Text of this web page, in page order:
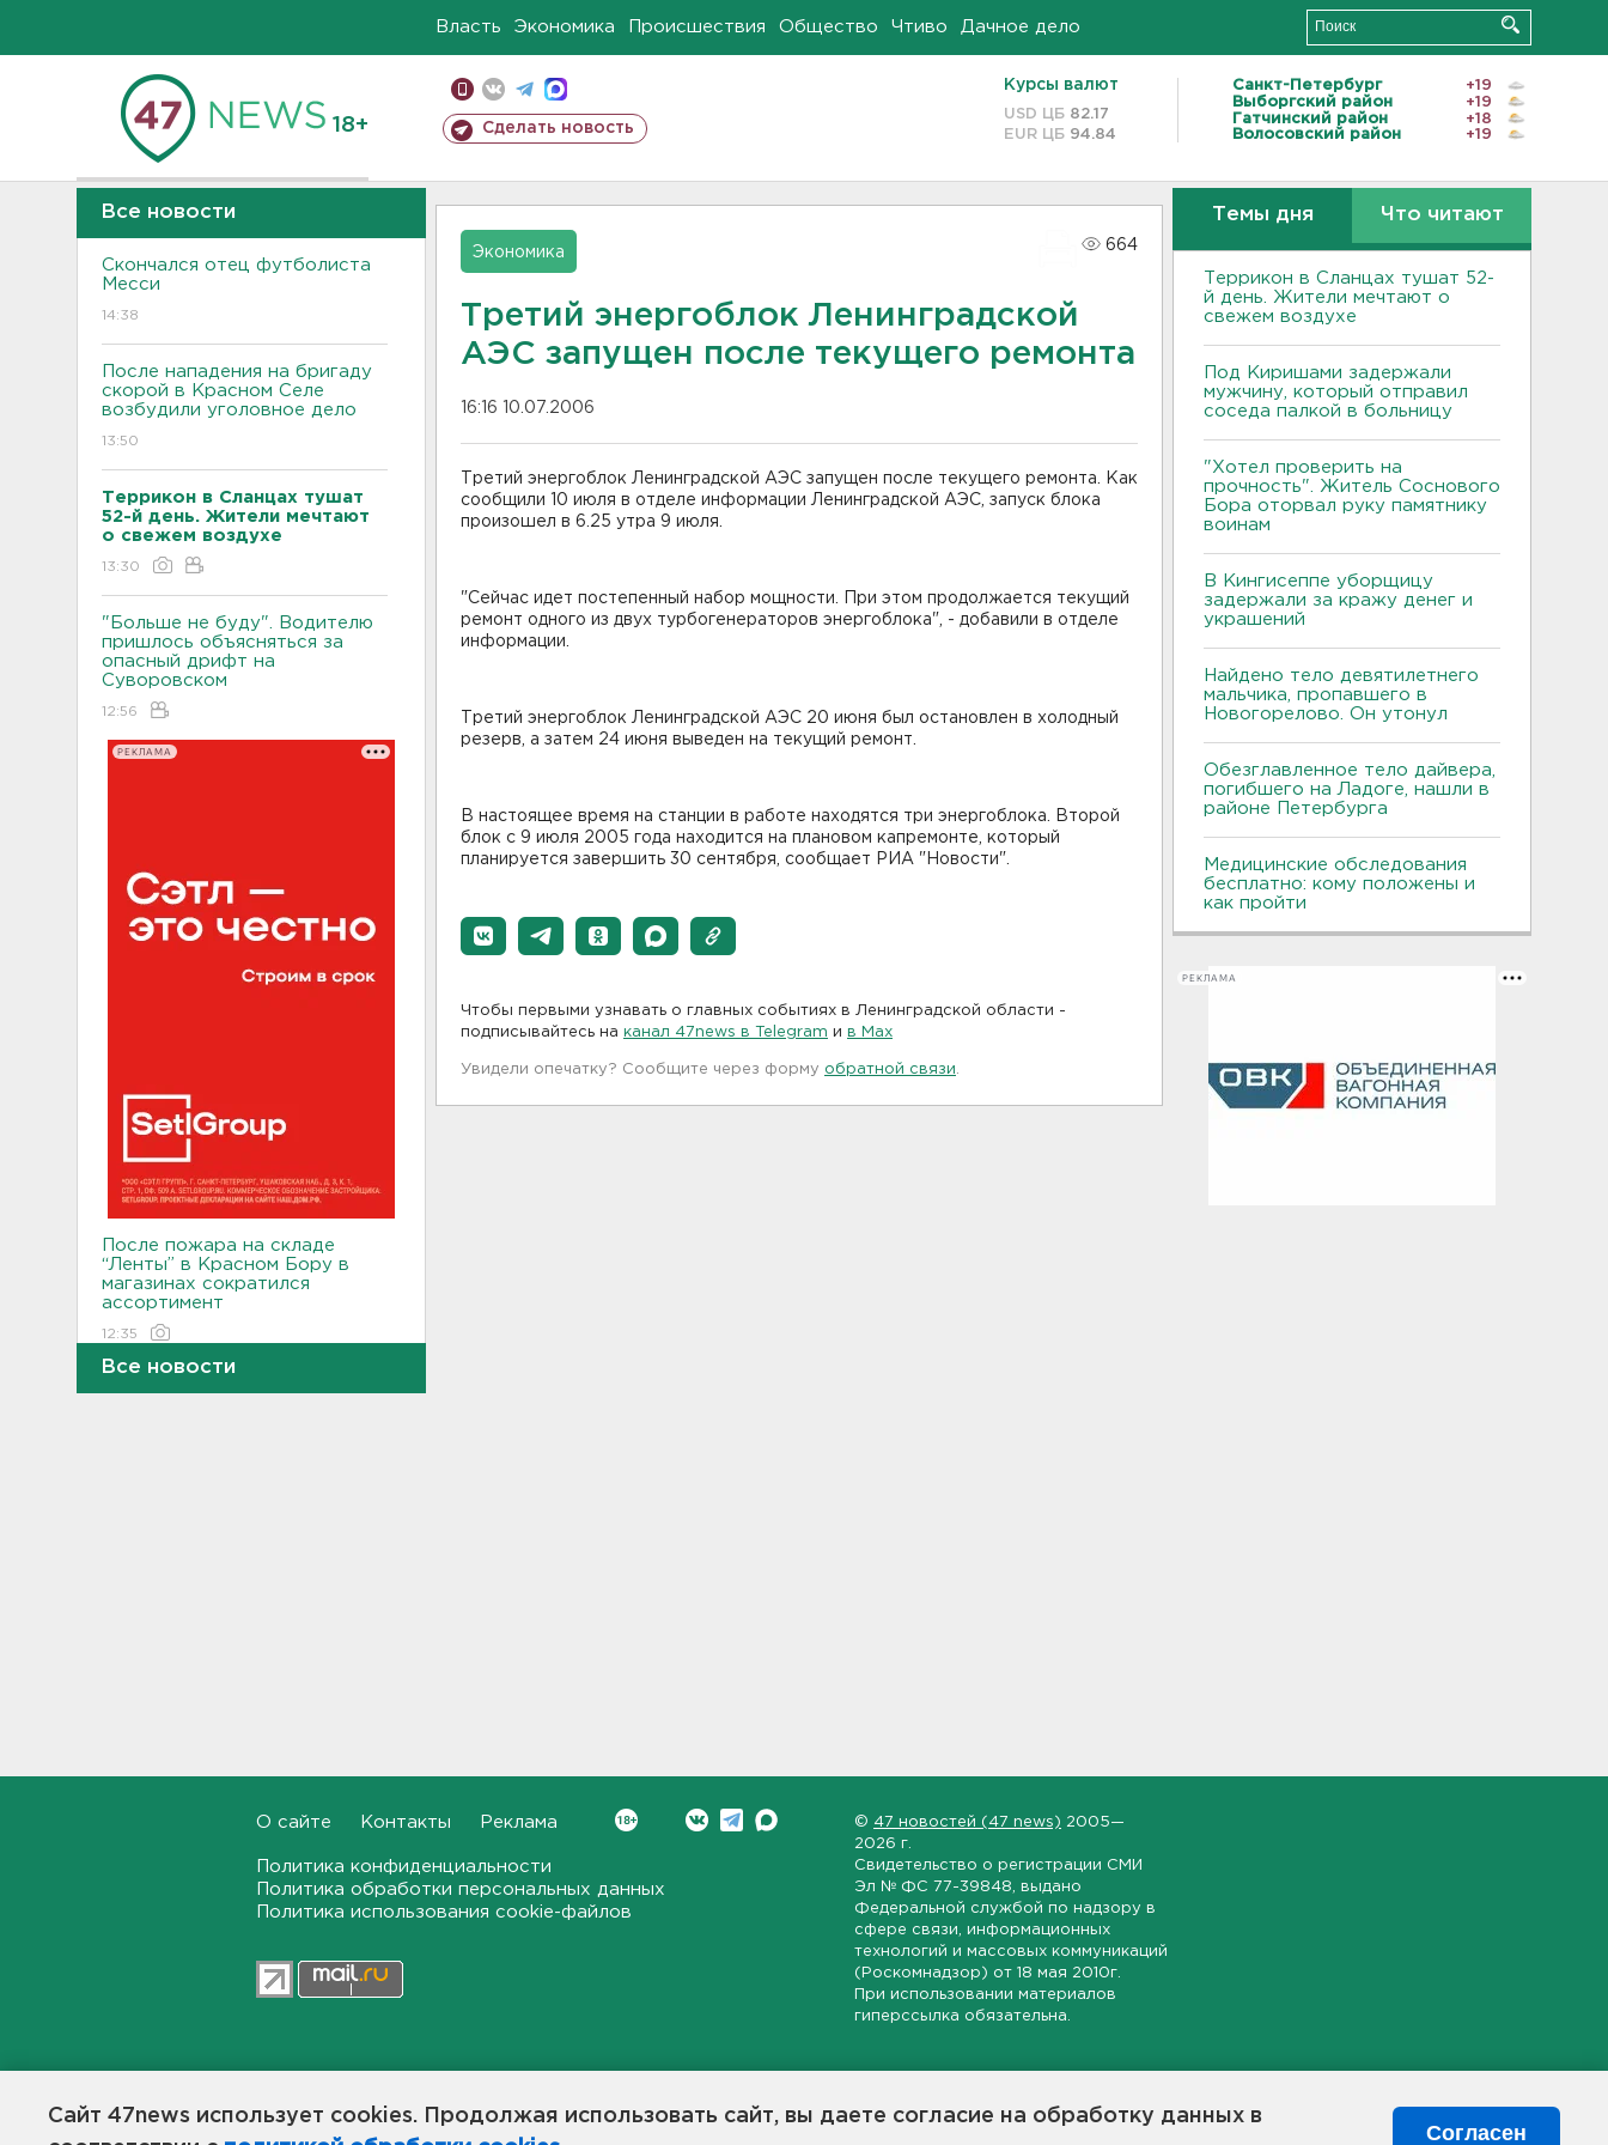
Сайт 47news использует cookies. Продолжая использовать сайт, вы даете согласие на обработку данных в
Согласен
Власть Экономика Происшествия Общество Чтиво Дачное дело
18+ Сделать новость
Курсы валют
USD ЦБ 82.17
EUR ЦБ 94.84
Санкт-Петербург
+19
Выборгский район
+19
Гатчинский район
+18
Волосовский район
+19
Все новости
Скончался отец футболиста
Месси
14:38
После нападения на бригаду
скорой в Красном Селе
возбудили уголовное дело
13:50
Террикон в Сланцах тушат
52-й день. Жители мечтают
о свежем воздухе
13:30
"Больше не буду". Водителю
пришлось объясняться за
опасный дрифт на
Суворовском
12:56
РЕКЛАМА
После пожара на складе
“Ленты” в Красном Бору в
магазинах сократился
ассортимент
12:35
В Большой Ижоре с "Агатой
бригаду скорой помощи.
украшений
10:17
Все новости
Экономика
664
Третий энергоблок Ленинградской
АЭС запущен после текущего ремонта
16:16 10.07.2006
Третий энергоблок Ленинградской АЭС запущен после текущего ремонта. Как
сообщили 10 июля в отделе информации Ленинградской АЭС, запуск блока
произошел в 6.25 утра 9 июля.
"Сейчас идет постепенный набор мощности. При этом продолжается текущий
ремонт одного из двух турбогенераторов энергоблока", - добавили в отделе
информации.
Третий энергоблок Ленинградской АЭС 20 июня был остановлен в холодный
резерв, а затем 24 июня выведен на текущий ремонт.
В настоящее время на станции в работе находятся три энергоблока. Второй
блок с 9 июля 2005 года находится на плановом капремонте, который
планируется завершить 30 сентября, сообщает РИА "Новости".
Чтобы первыми узнавать о главных событиях в Ленинградской области -
подписывайтесь на канал 47news в Telegram и в Maх
Увидели опечатку? Сообщите через форму обратной связи
Темы дня Что читают
Террикон в Сланцах тушат 52-
й день. Жители мечтают о
свежем воздухе
Под Киришами задержали
мужчину, который отправил
соседа палкой в больницу
"Хотел проверить на
прочность". Житель Соснового
Бора оторвал руку памятнику
воинам
В Кингисеппе уборщицу
задержали за кражу денег и
украшений
Найдено тело девятилетнего
мальчика, пропавшего в
Новогорелово. Он утонул
Обезглавленное тело дайвера,
погибшего на Ладоге, нашли в
районе Петербурга
Медицинские обследования
бесплатно: кому положены и
как пройти
РЕКЛАМА
О сайте Контакты Реклама
Политика конфиденциальности
Политика обработки персональных данных
Политика использования cookie-файлов
© 47 новостей (47 news) 2005—
2026 г.
Свидетельство о регистрации СМИ
Эл № ФС 77-39848 , выдано
Федеральной службой по надзору в
сфере связи, информационных
технологий и массовых коммуникаций
(Роскомнадзор) от 18 мая 2010г.
При использовании материалов
гиперссылка обязательна.
общественной жизни в Ленинградской области, экономической и инвестиционной активности в регионе.
Создатели рассчитывают, что «47 новостей» станет популярной и конструктивной площадкой для свободного